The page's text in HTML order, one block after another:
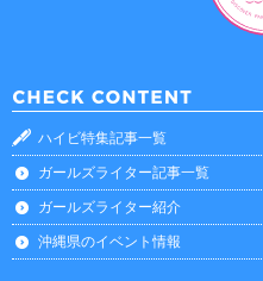
ハイビ特集記事一覧
ガールズライター記事一覧
ガールズライター紹介
沖縄県のイベント情報